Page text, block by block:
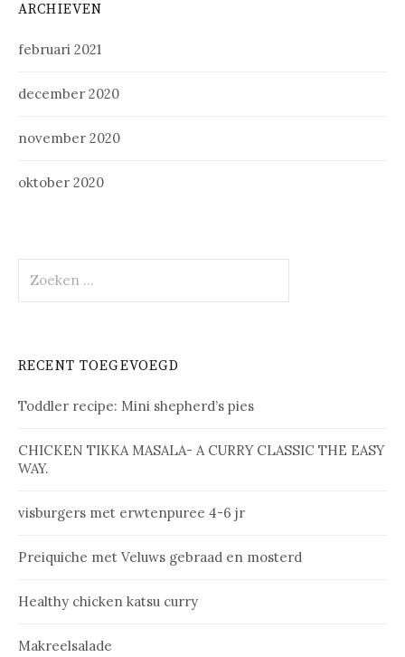
ARCHIEVEN
februari 2021
december 2020
november 2020
oktober 2020
naar:
RECENT TOEGEVOEGD
Toddler recipe: Mini shepherd’s pies
CHICKEN TIKKA MASALA- A CURRY CLASSIC THE EASY
WAY.
vis­bur­gers met erw­ten­pu­ree 4-6 jr
Prei­qui­che met Ve­luws ge­braad en mos­terd
Healthy chicken katsu curry
Makreelsalade